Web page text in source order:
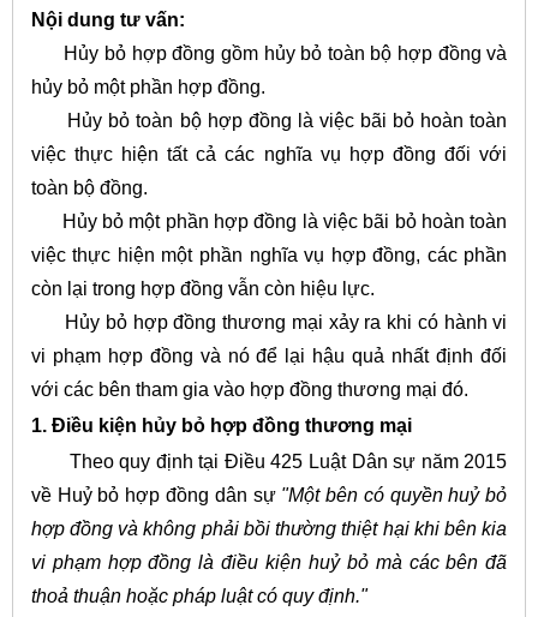
Nội dung tư vấn:
Hủy bỏ hợp đồng gồm hủy bỏ toàn bộ hợp đồng và
hủy bỏ một phần hợp đồng.
Hủy bỏ toàn bộ hợp đồng là việc bãi bỏ hoàn toàn
việc thực hiện tất cả các nghĩa vụ hợp đồng đối với
toàn bộ đồng.
Hủy bỏ một phần hợp đồng là việc bãi bỏ hoàn toàn
việc thực hiện một phần nghĩa vụ hợp đồng, các phần
còn lại trong hợp đồng vẫn còn hiệu lực.
Hủy bỏ hợp đồng thương mại xảy ra khi có hành vi
vi phạm hợp đồng và nó để lại hậu quả nhất định đối
với các bên tham gia vào hợp đồng thương mại đó.
1. Điều kiện hủy bỏ hợp đồng thương mại
Theo quy định tại Điều 425 Luật Dân sự năm 2015
về Huỷ bỏ hợp đồng dân sự "Một bên có quyền huỷ bỏ
hợp đồng và không phải bồi thường thiệt hại khi bên kia
vi phạm hợp đồng là điều kiện huỷ bỏ mà các bên đã
thoả thuận hoặc pháp luật có quy định."